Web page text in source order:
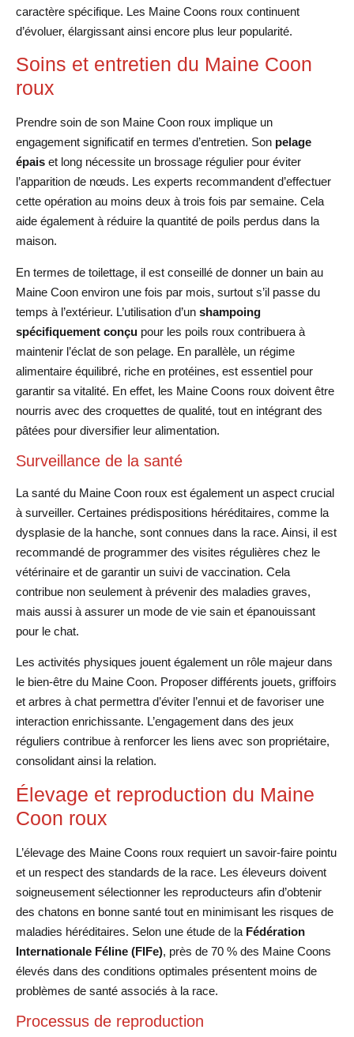
caractère spécifique. Les Maine Coons roux continuent
d’évoluer, élargissant ainsi encore plus leur popularité.
Soins et entretien du Maine Coon
roux
Prendre soin de son Maine Coon roux implique un
engagement significatif en termes d’entretien. Son pelage
épais et long nécessite un brossage régulier pour éviter
l’apparition de nœuds. Les experts recommandent d’effectuer
cette opération au moins deux à trois fois par semaine. Cela
aide également à réduire la quantité de poils perdus dans la
maison.
En termes de toilettage, il est conseillé de donner un bain au
Maine Coon environ une fois par mois, surtout s’il passe du
temps à l’extérieur. L’utilisation d’un shampoing
spécifiquement conçu pour les poils roux contribuera à
maintenir l’éclat de son pelage. En parallèle, un régime
alimentaire équilibré, riche en protéines, est essentiel pour
garantir sa vitalité. En effet, les Maine Coons roux doivent être
nourris avec des croquettes de qualité, tout en intégrant des
pâtées pour diversifier leur alimentation.
Surveillance de la santé
La santé du Maine Coon roux est également un aspect crucial
à surveiller. Certaines prédispositions héréditaires, comme la
dysplasie de la hanche, sont connues dans la race. Ainsi, il est
recommandé de programmer des visites régulières chez le
vétérinaire et de garantir un suivi de vaccination. Cela
contribue non seulement à prévenir des maladies graves,
mais aussi à assurer un mode de vie sain et épanouissant
pour le chat.
Les activités physiques jouent également un rôle majeur dans
le bien-être du Maine Coon. Proposer différents jouets, griffoirs
et arbres à chat permettra d’éviter l’ennui et de favoriser une
interaction enrichissante. L’engagement dans des jeux
réguliers contribue à renforcer les liens avec son propriétaire,
consolidant ainsi la relation.
Élevage et reproduction du Maine
Coon roux
L’élevage des Maine Coons roux requiert un savoir-faire pointu
et un respect des standards de la race. Les éleveurs doivent
soigneusement sélectionner les reproducteurs afin d’obtenir
des chatons en bonne santé tout en minimisant les risques de
maladies héréditaires. Selon une étude de la Fédération
Internationale Féline (FIFe), près de 70 % des Maine Coons
élevés dans des conditions optimales présentent moins de
problèmes de santé associés à la race.
Processus de reproduction